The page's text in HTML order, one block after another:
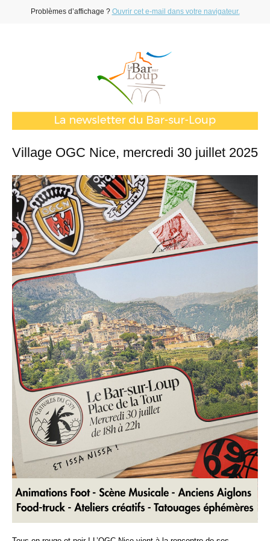
Problèmes d’affichage ? Ouvrir cet e-mail dans votre navigateur.
Village OGC Nice, mercredi 30 juillet 2025